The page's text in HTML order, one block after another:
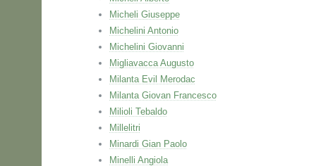
Micheli Giuseppe
Michelini Antonio
Michelini Giovanni
Migliavacca Augusto
Milanta Evil Merodac
Milanta Giovan Francesco
Milioli Tebaldo
Millelitri
Minardi Gian Paolo
Minelli Angiola